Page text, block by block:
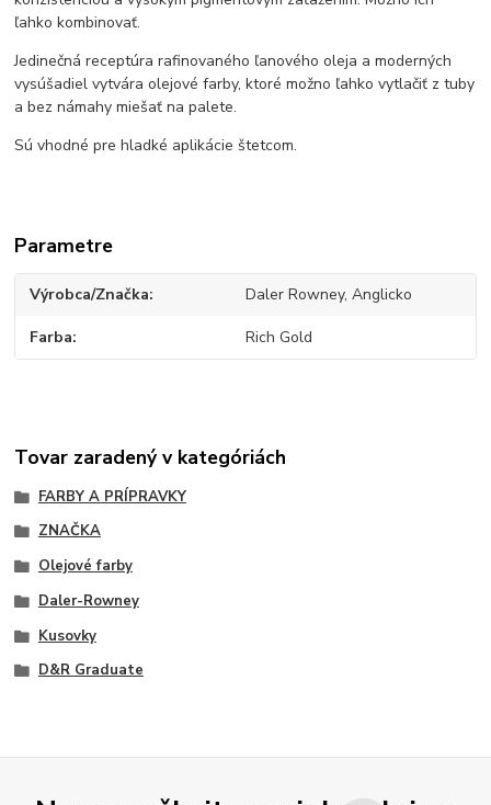
ľahko kombinovať.
Jedinečná receptúra rafinovaného ľanového oleja a moderných
vysúšadiel vytvára olejové farby, ktoré možno ľahko vytlačiť z tuby
a bez námahy miešať na palete.
Sú vhodné pre hladké aplikácie štetcom.
Parametre
Výrobca/Značka Daler Rowney, Anglicko
Farba Rich Gold
Tovar zaradený v kategóriách
FARBY A PRÍPRAVKY
ZNAČKA
Olejové farby
Daler-Rowney
Kusovky
D&R Graduate